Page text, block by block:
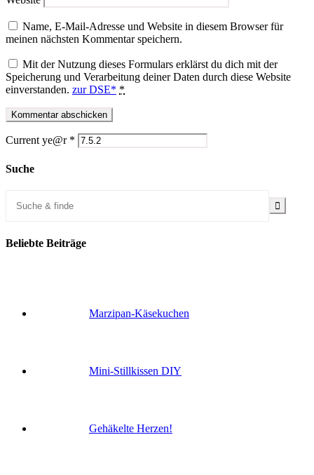
Name, E-Mail-Adresse und Website in diesem Browser für
meinen nächsten Kommentar speichern.
Mit der Nutzung dieses Formulars erklärst du dich mit der
Speicherung und Verarbeitung deiner Daten durch diese Website
einverstanden. zur DSE* *
Current ye@r *
Suche
Beliebte Beiträge
Marzipan-Käsekuchen
Mini-Stillkissen DIY
Gehäkelte Herzen!